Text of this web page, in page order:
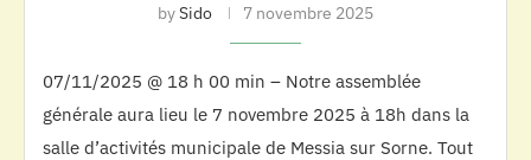
bySido 7 novembre 2025
07/11/2025 @ 18 h 00 min – Notre assemblée
générale aura lieu le 7 novembre 2025 à 18h dans la
salle d’activités municipale de Messia sur Sorne. Tout